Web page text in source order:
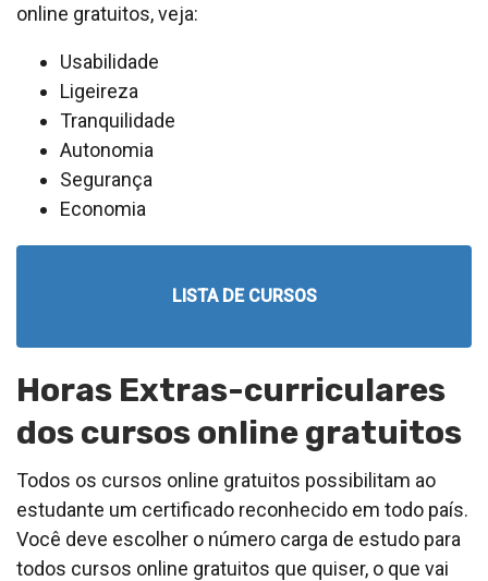
online gratuitos, veja:
Usabilidade
Ligeireza
Tranquilidade
Autonomia
Segurança
Economia
LISTA DE CURSOS
Horas Extras-curriculares
dos cursos online gratuitos
Todos os cursos online gratuitos possibilitam ao
estudante um certificado reconhecido em todo país.
Você deve escolher o número carga de estudo para
todos cursos online gratuitos que quiser, o que vai